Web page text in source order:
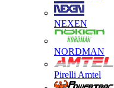
NEXEN
NORDMAN
Pirelli Amtel